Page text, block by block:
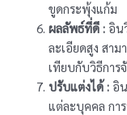
ขูดกระพุ้งแก้ม
ผลลัพธ์ที่ดี : อิน
ละเอียดสูง สา
เทียบกับวิธีกา
ปรับแต่งได้ : อิ
แต่ละบุคคล กา